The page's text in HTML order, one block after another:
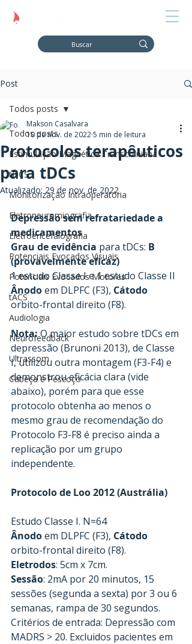
Post
Todos posts
Estimulação Magnética Transcraniana
tDCS
Monitorização Intraoperatória
Eletroneuromiografia
Eletroencefalografia
Potenciais Evocados Visuais
Potenciais Evocados Motores
tACS
Audiologia
Neurofeedback
Ultrassom
Cabeça e Pescoço
Todos posts
Protocolos terapêuticos
para tDCs
Makson Casalvara
10 de nov. de 20225 min de leitura
Atualizado: 29 de nov. de 2022
Depressão sem refratariedade a
medicamentos
Grau de evidência para tDCs: B
(provavelmente eficaz)
1 estudo Classe I e 1 estudo Classe II
Ânodo em DLPFC (F3), Cátodo
orbito-frontal direito (F8).
Nota: O maior estudo sobre tDCs em
depressão (Brunoni 2013), de Classe
I, utilizou outra montagem (F3-F4) e
demonstrou eficácia clara (vide
abaixo), porém para que esse
protocolo obtenha ao menos o
mesmo grau de recomendação do
Protocolo F3-F8 é preciso ainda a
replicação por um grupo
independente.
Protocolo de Loo 2012 (Austrália)
Estudo Classe I. N=64
Ânodo em DLPFC (F3), Cátodo
orbito-frontal direito (F8).
Eletrodos: 5cm x 7cm.
Sessão: 2mA por 20 minutos, 15
sessões (segunda a sexta) por 3 ou 6
semanas, rampa de 30 segundos.
Critérios de entrada: Depressão com
MADRS > 20. Excluidos pacientes em